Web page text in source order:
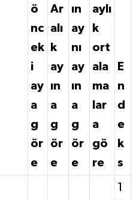
ö
nc
ek
i
ay
a
g
ör
e
Ar
alı
k
ay
ın
a
g
ör
e
ın
ay
nı
ay
ın
a
g
ör
e
aylı
k
ort
ala
ma
lar
a
gö
re
E
n
d
e
k
s
1